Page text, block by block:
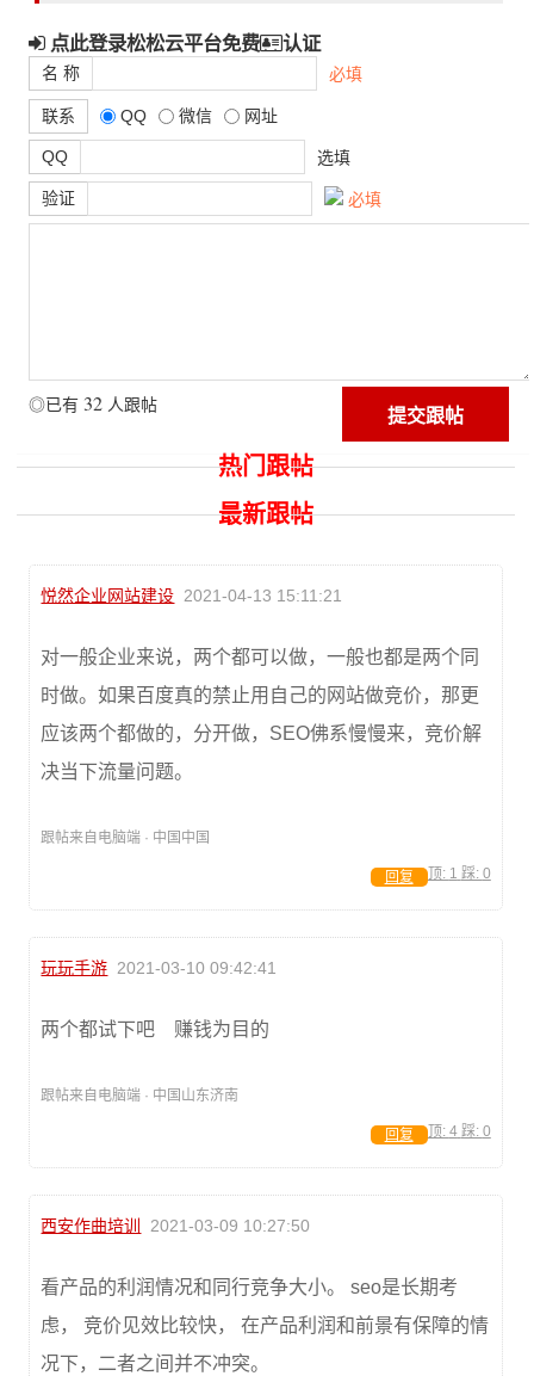
点此登录松松云平台免费 认证
名 称 必填
联系 QQ 微信 网址
QQ 选填
验证 必填
◎已有 32 人跟帖
热门跟帖
最新跟帖
悦然企业网站建设 2021-04-13 15:11:21
对一般企业来说，两个都可以做，一般也都是两个同
时做。如果百度真的禁止用自己的网站做竞价，那更
应该两个都做的，分开做，SEO佛系慢慢来，竞价解
决当下流量问题。
跟帖来自电脑端 · 中国中国
顶: 1 踩: 0
回复
玩玩手游 2021-03-10 09:42:41
两个都试下吧 赚钱为目的
跟帖来自电脑端 · 中国山东济南
顶: 4 踩: 0
回复
西安作曲培训 2021-03-09 10:27:50
看产品的利润情况和同行竞争大小。 seo是长期考
虑， 竞价见效比较快， 在产品利润和前景有保障的情
况下，二者之间并不冲突。